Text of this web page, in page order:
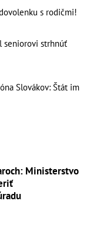
s rodičmi!
seniorovi strhnúť
Slovákov: Štát im
Ministerstvo